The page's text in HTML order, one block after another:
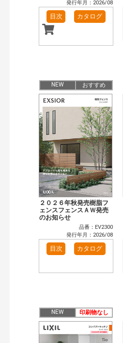
発行年月：2026/08
目次 カタログ
NEW おすすめ
２０２６年秋発売樹脂フ
ェンスフェンスＡＷ発売
のお知らせ
品番：EV2300
発行年月：2026/08
目次 カタログ
NEW 印刷物なし